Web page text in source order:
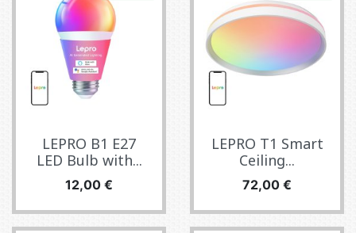
LEPRO B1 E27
LED Bulb with...
Precio
12,00 €
LEPRO T1 Smart
Ceiling...
Precio
72,00 €